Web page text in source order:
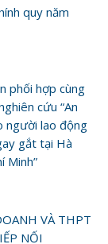
quy năm
phối hợp cùng
cứu “An
người lao động
gắt tại Hà
Minh”
VÀ THPT
NỐI